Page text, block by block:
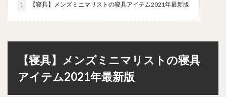
1 【寝具】メンズミニマリストの寝具アイテム2021年最新版
【寝具】メンズミニマリストの寝具
アイテム2021年最新版